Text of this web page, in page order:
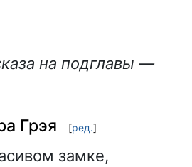
на подглавы —
Грэя [ред.]
замке,